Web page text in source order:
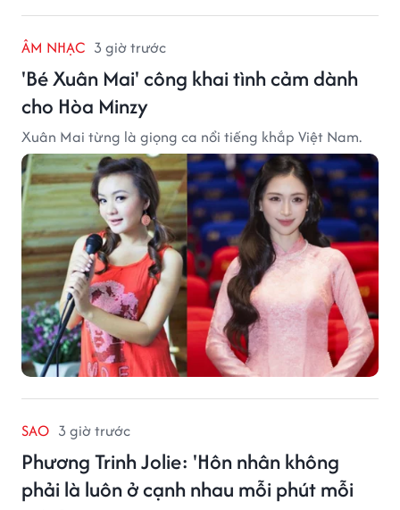
ÂM NHẠC 3 giờ trước
'Bé Xuân Mai' công khai tình cảm dành
cho Hòa Minzy
Xuân Mai từng là giọng ca nổi tiếng khắp Việt Nam.
SAO 3 giờ trước
Phương Trinh Jolie: 'Hôn nhân không
phải là luôn ở cạnh nhau mỗi phút mỗi